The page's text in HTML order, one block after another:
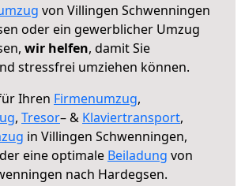
von Villingen Schwenningen
oder ein gewerblicher Umzug
wir helfen, damit Sie
stressfrei umziehen können.
Ihren Firmenumzug,
, Tresor– & Klaviertransport,
in Villingen Schwenningen,
eine optimale Beiladung von
nach Hardegsen.